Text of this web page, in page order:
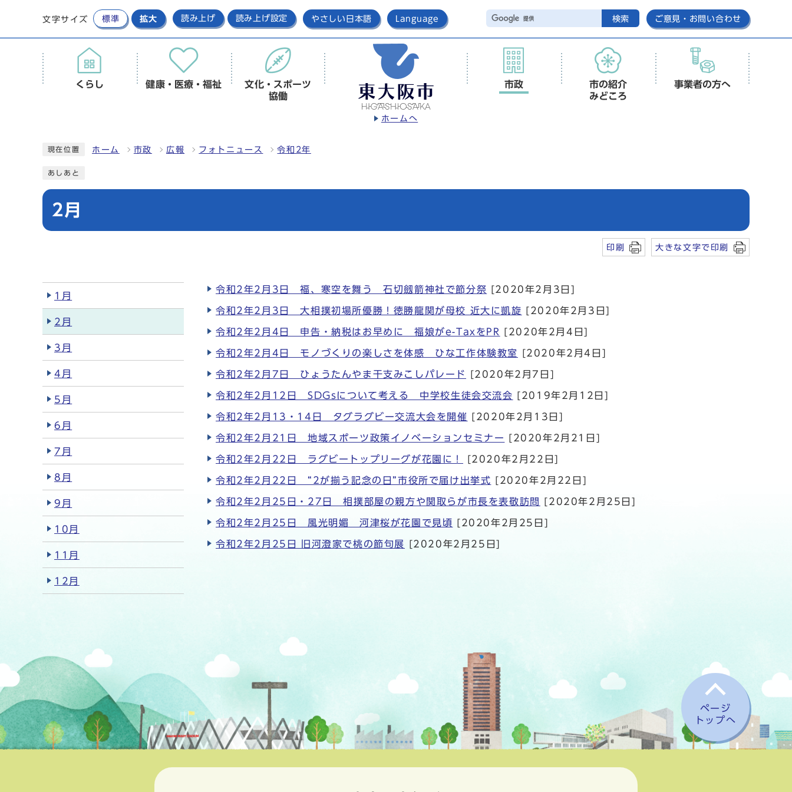
文字サイズ 標準 拡大 読み上げ 読み上げ設定 やさしい日本語 Language 検索 ご意見・お問い合わせ
ホームへ
くらし 健康・医療・福祉
文化・スポーツ
協働
市政
市の紹介
みどころ
事業者の方へ
現在位置 ホーム 市政 広報 フォトニュース 令和2年
あしあと
2月
印刷 大きな文字で印刷
令和2年2月3日 福、寒空を舞う 石切劔箭神社で節分祭 [2020年2月3日]
令和2年2月3日 大相撲初場所優勝！徳勝龍関が母校 近大に凱旋 [2020年2月3日]
令和2年2月4日 申告・納税はお早めに 福娘がe-TaxをPR [2020年2月4日]
令和2年2月4日 モノづくりの楽しさを体感 ひな工作体験教室 [2020年2月4日]
令和2年2月7日 ひょうたんやま干支みこしパレード [2020年2月7日]
令和2年2月12日 SDGsについて考える 中学校生徒会交流会 [2019年2月12日]
令和2年2月13・14日 タグラグビー交流大会を開催 [2020年2月13日]
令和2年2月21日 地域スポーツ政策イノベーションセミナー [2020年2月21日]
令和2年2月22日 ラグビートップリーグが花園に！ [2020年2月22日]
令和2年2月22日 “2が揃う記念の日”市役所で届け出挙式 [2020年2月22日]
令和2年2月25日・27日 相撲部屋の親方や関取らが市長を表敬訪問 [2020年2月25日]
令和2年2月25日 風光明媚 河津桜が花園で見頃 [2020年2月25日]
令和2年2月25日 旧河澄家で桃の節句展 [2020年2月25日]
1月
2月
3月
4月
5月
6月
7月
8月
9月
10月
11月
12月
ページ
トップへ